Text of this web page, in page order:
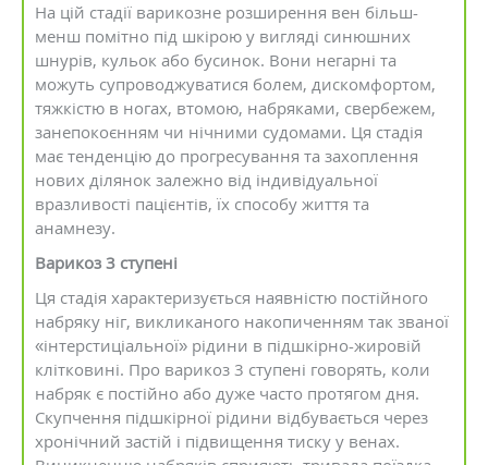
На цій стадії варикозне розширення вен більш-
менш помітно під шкірою у вигляді синюшних
шнурів, кульок або бусинок. Вони негарні та
можуть супроводжуватися болем, дискомфортом,
тяжкістю в ногах, втомою, набряками, свербежем,
занепокоєнням чи нічними судомами. Ця стадія
має тенденцію до прогресування та захоплення
нових ділянок залежно від індивідуальної
вразливості пацієнтів, їх способу життя та
анамнезу.
Варикоз 3 ступені
Ця стадія характеризується наявністю постійного
набряку ніг, викликаного накопиченням так званої
«інтерстиціальної» рідини в підшкірно-жировій
клітковині. Про варикоз 3 ступені говорять, коли
набряк є постійно або дуже часто протягом дня.
Скупчення підшкірної рідини відбувається через
хронічний застій і підвищення тиску у венах.